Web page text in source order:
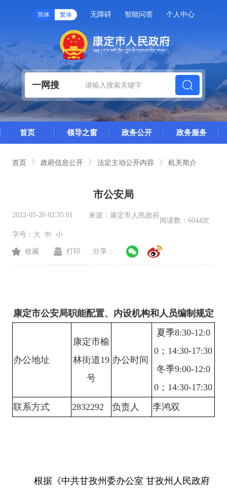
简体 繁体 无障碍 智能问答 个人中心
一网搜
首页 领导之窗 政务公开 政务服务
首页 政府信息公开 法定主动公开内容 机关简介
市公安局
2022-05-26 02:35:01 来源： 康定市人民政府
阅读数： 6044次
字号： 大 中 小
收藏 打印 分享：
康定市公安局职能配置、内设机构和人员编制规定
办公地址
康定市榆
林街道19
号
办公时间
夏季8:30-12:0
0； 14:30-17:30
冬季9:00-12:0
0；14:30-17:30
联系方式
2832292 负责人 李鸿双
根据《中共甘孜州委办公室 甘孜州人民政府